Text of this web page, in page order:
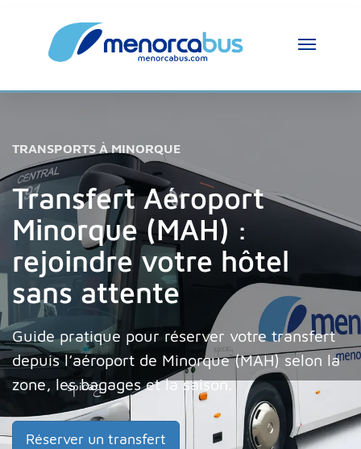
TRANSPORTS À MINORQUE
Transfert Aéroport
Minorque (MAH) :
rejoindre votre hôtel
sans attente
Guide pratique pour réserver votre transfert
depuis l’aéroport de Minorque (MAH) selon la
zone, les bagages et la saison.
Réserver un transfert